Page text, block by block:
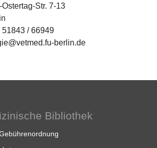
Str. 7-13
/ 66949
berlin.de
Bibliothek